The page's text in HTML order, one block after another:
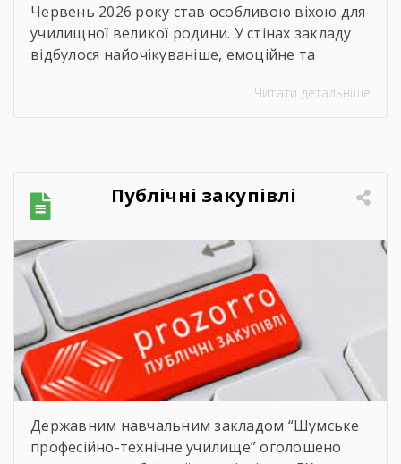
Червень 2026 року став особливою віхою для
училищної великої родини. У стінах закладу
відбулося найочікуваніше, емоційне та
Цього дня ми офіційно провели у доросле
своєї мети. Урочиста подія розпочалася з
хвилини мовчання. Схиливши голови, […]
Читати детальніше
Публічні закупівлі
Державним навчальним закладом “Шумське
професійно-технічне училище” оголошено